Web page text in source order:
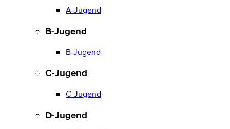
A-Jugend
B-Jugend
B-Jugend
C-Jugend
C-Jugend
D-Jugend